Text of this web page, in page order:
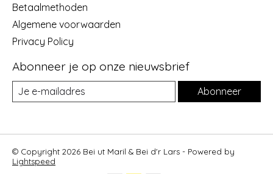
Betaalmethoden
Algemene voorwaarden
Privacy Policy
Abonneer je op onze nieuwsbrief
Abonneer
© Copyright 2026 Bei ut Maril & Bei d'r Lars - Powered by
Lightspeed